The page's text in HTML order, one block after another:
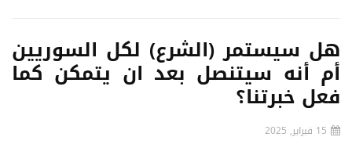
هل سيستمر (الشرع) لكل السوريين
أم أنه سيتنصل بعد ان يتمكن كما
فعل خبرتنا؟
15 فبراير, 2025